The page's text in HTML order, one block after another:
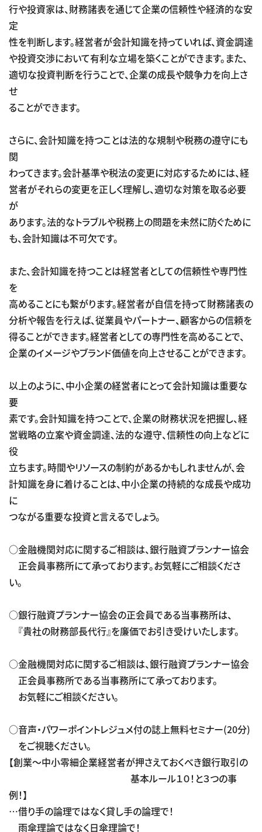
行や投資家は、財務諸表を通じて企業の信頼性や経済的な安
定
性を判断します。経営者が会計知識を持っていれば、資金調達
や投資交渉において有利な立場を築くことができます。また、
適切な投資判断を行うことで、企業の成長や競争力を向上さ
せ
ることができます。
さらに、会計知識を持つことは法的な規制や税務の遵守にも
関
わってきます。会計基準や税法の変更に対応するためには、経
営者がそれらの変更を正しく理解し、適切な対策を取る必要
が
あります。法的なトラブルや税務上の問題を未然に防ぐために
も、会計知識は不可欠です。
また、会計知識を持つことは経営者としての信頼性や専門性
を
高めることにも繋がります。経営者が自信を持って財務諸表の
分析や報告を行えば、従業員やパートナー、顧客からの信頼を
得ることができます。経営者としての専門性を高めることで、
企業のイメージやブランド価値を向上させることができます。
以上のように、中小企業の経営者にとって会計知識は重要な
要
素です。会計知識を持つことで、企業の財務状況を把握し、経
営戦略の立案や資金調達、法的な遵守、信頼性の向上などに
役
立ちます。時間やリソースの制約があるかもしれませんが、会
計知識を身に着けることは、中小企業の持続的な成長や成功
に
つながる重要な投資と言えるでしょう。
○金融機関対応に関するご相談は、銀行融資プランナー協会
正会員事務所にて承っております。お気軽にご相談くださ
い。
○銀行融資プランナー協会の正会員である当事務所は、
『貴社の財務部長代行』を廉価でお引き受けいたします。
○金融機関対応に関するご相談は、銀行融資プランナー協会
正会員事務所である当事務所にて承っております。
お気軽にご相談ください。
○音声・パワーポイントレジュメ付の誌上無料セミナー(20分)
をご視聴ください。
【創業～中小零細企業経営者が押さえておくべき銀行取引の
基本ルール１０！と３つの事
例！】
…借り手の論理ではなく貸し手の論理で！
雨傘理論ではなく日傘理論で！